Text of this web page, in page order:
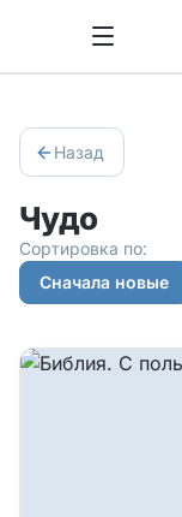
Назад
Чудо
Сортировка по:
Сначала новые